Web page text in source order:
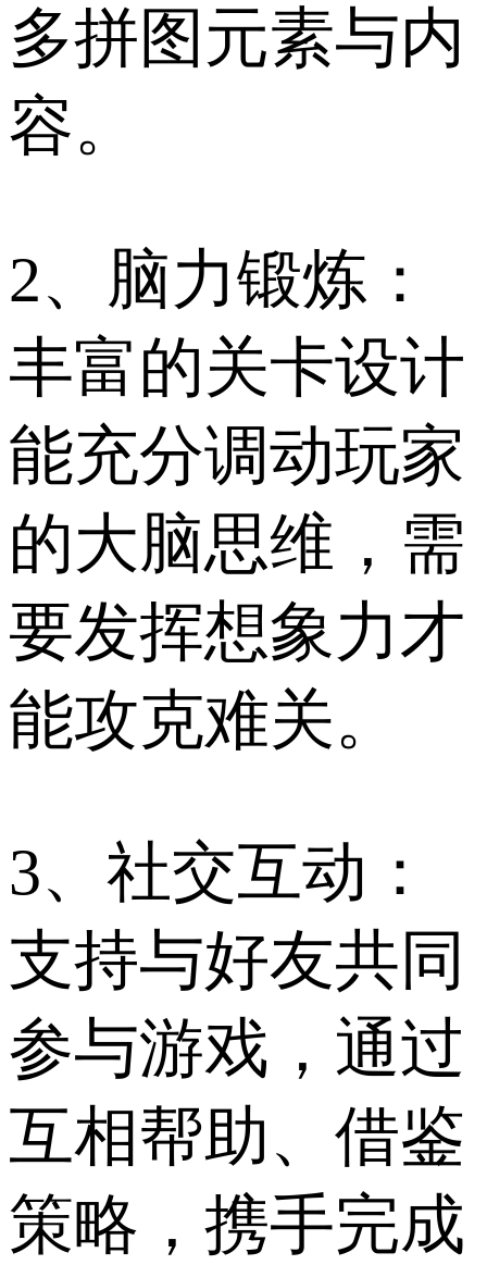
多拼图元素与内
容。
2、脑力锻炼：
丰富的关卡设计
能充分调动玩家
的大脑思维，需
要发挥想象力才
能攻克难关。
3、社交互动：
支持与好友共同
参与游戏，通过
互相帮助、借鉴
策略，携手完成